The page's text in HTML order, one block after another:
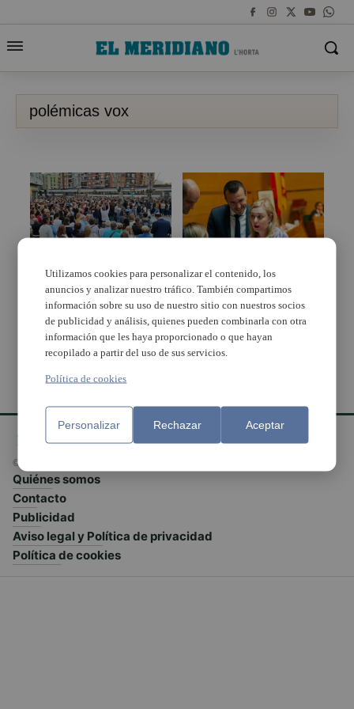
polémicas vox
destacadas de 2023
2023, año de cambios
políticos en la comarca
© El Meridiano L'Horta 2026 - Valencia - España
Quiénes somos
Contacto
Publicidad
Aviso legal y Política de privacidad
Política de cookies
Utilizamos cookies para personalizar el contenido, los
anuncios y analizar nuestro tráfico. También compartimos
información sobre su uso de nuestro sitio con nuestros socios
de publicidad y análisis, quienes pueden combinarla con otra
información que les haya proporcionado o que hayan
recopilado a partir del uso de sus servicios.
Política de cookies
Personalizar Rechazar Aceptar